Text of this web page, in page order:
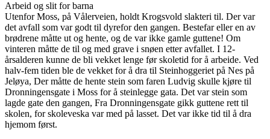
Arbeid og slit for barna
Utenfor Moss, på Vålerveien, holdt Krogsvold slakteri til. Der var
det avfall som var godt til dyrefor den gangen. Bestefar eller en av
brødrene måtte ut og hente, og de var ikke gamle guttene! Om
vinteren måtte de til og med grave i snøen etter avfallet. I 12-
årsalderen kunne de bli vekket lenge før skoletid for å arbeide. Ved
halv-fem tiden ble de vekket for å dra til Steinhoggeriet på Nes på
Jeløya, Der måtte de hente stein som faren Ludvig skulle kjøre til
Dronningensgate i Moss for å steinlegge gata. Det var stein som
lagde gate den gangen, Fra Dronningensgate gikk guttene rett til
skolen, for skoleveska var med på lasset. Det var ikke tid til å dra
hjemom først.